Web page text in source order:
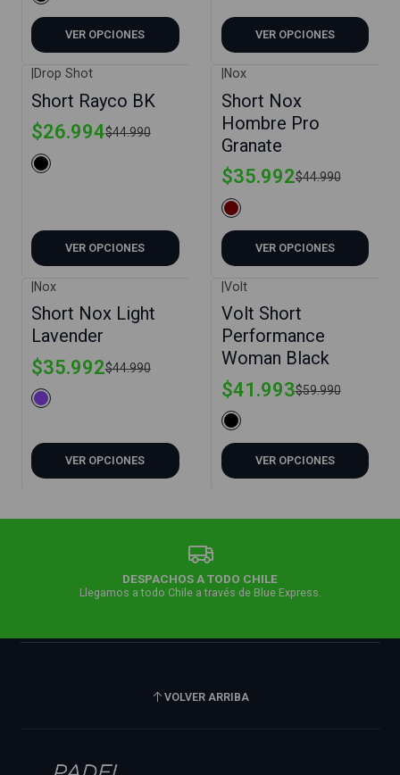
VER OPCIONES VER OPCIONES
Drop Shot
Short Rayco BK
$26.994$44.990
VER OPCIONES
Nox
Short Nox
Hombre Pro
Granate
$35.992$44.990
VER OPCIONES
Nox
Short Nox Light
Lavender
$35.992$44.990
VER OPCIONES
Volt
Volt Short
Performance
Woman Black
$41.993$59.990
VER OPCIONES
DESPACHOS A TODO CHILE
Llegamos a todo Chile a través de Blue Express.
VOLVER ARRIBA